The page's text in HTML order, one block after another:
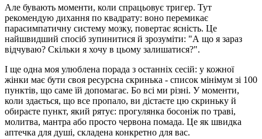
Але бувають моменти, коли спрацьовує тригер. Тут
рекомендую дихання по квадрату: воно перемикає
парасимпатичну систему мозку, повертає ясність. Це
найшвидший спосіб зупинитися й зрозуміти: "А що я зараз
відчуваю? Скільки я хочу в цьому залишатися?".
І ще одна моя улюблена порада з останніх сесій: у кожної
жінки має бути своя ресурсна скринька - список мінімум зі 100
пунктів, що саме їй допомагає. Бо всі ми різні. У моменти,
коли здається, що все пропало, ви дістаєте цю скриньку й
обираєте пункт, який рятує: прогулянка босоніж по траві,
молитва, мантра або просто червона помада. Це як швидка
аптечка для душі, складена конкретно для вас.